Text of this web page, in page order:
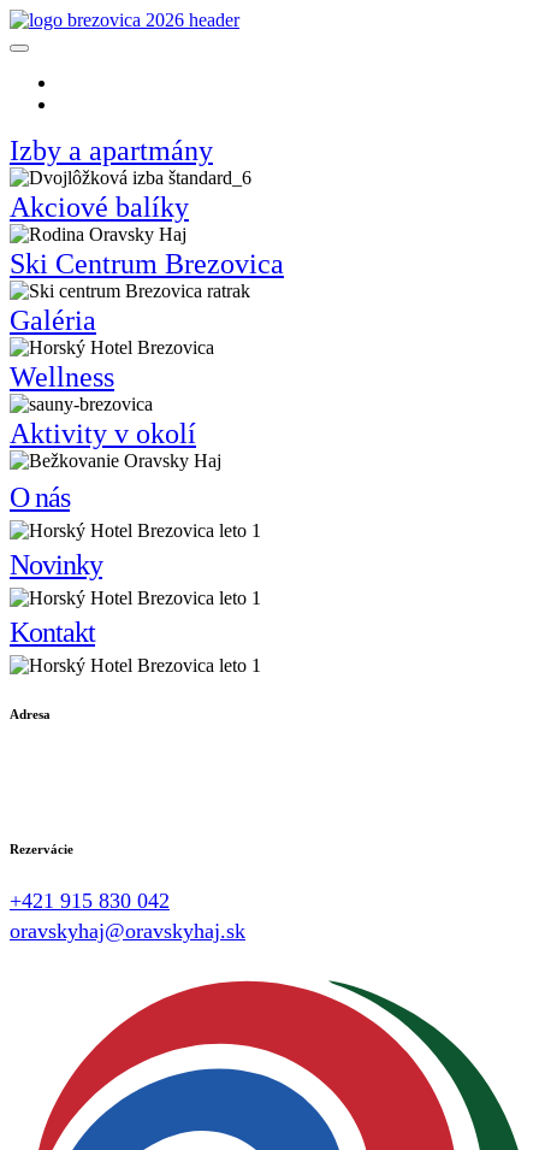
Izby a apartmány
Akciové balíky
Ski Centrum Brezovica
Galéria
Wellness
Aktivity v okolí
O nás
Novinky
Kontakt
Adresa
Rezervácie
+421 915 830 042
oravskyhaj@oravskyhaj.sk